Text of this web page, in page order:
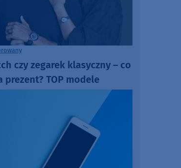
czy zegarek klasyczny – co
prezent? TOP modele